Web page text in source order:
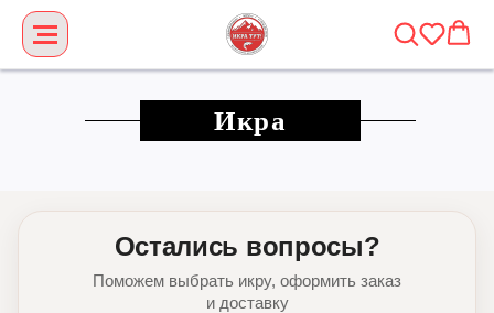
Икра
Остались вопросы?
Поможем выбрать икру, оформить заказ
и доставку